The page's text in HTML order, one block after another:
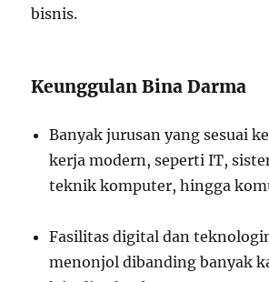
bisnis.
Keunggulan Bina Darma
Banyak jurusan yang sesuai
kerja modern, seperti IT,
teknik komputer, hingga
Fasilitas digital dan
menonjol dibanding banyak